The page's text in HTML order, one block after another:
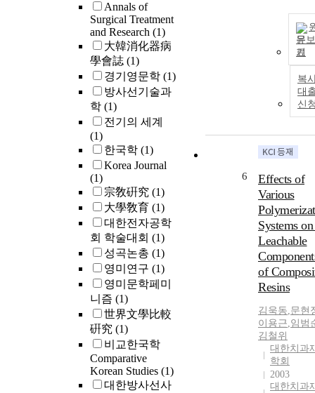
Annals of
Surgical Treatment
and Research (1)
大韓消化器病
學會誌 (1)
경기영문학 (1)
방사선기술과
학 (1)
전기의 세계
(1)
한국학 (1)
Korea Journal
(1)
宗敎硏究 (1)
大學敎育 (1)
대한전자공학
회 학술대회 (1)
성곡논총 (1)
영미연구 (1)
영미문학페미
니즘 (1)
世界文學比較
硏究 (1)
비교한국학
Comparative
Korean Studies (1)
대한방사선사
문보
기
복
대
신
6
Effects of
Various
Systems
Leachable
of
Resins
김욱동,문현
이용근,임범
김철위
대한치과
학회
2003
대한치과